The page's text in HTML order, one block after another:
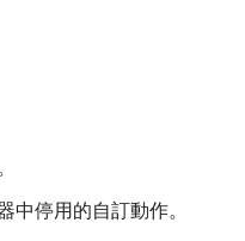
中停用的自訂動作。